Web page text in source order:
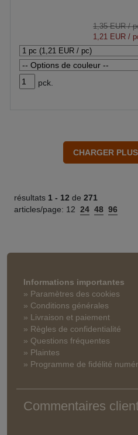
1,35 EUR/
1,21 EUR /
pck.
résultats 1 - 12 de 271
articles/page: 12 24 48 96
Informations importantes
» Paramètres des cookies
» Conditions générales
» Livraison et paiement
» Règles de confidentialité
» Questions fréquentes
» Plaintes
» Programme de fidélité
Commentaires